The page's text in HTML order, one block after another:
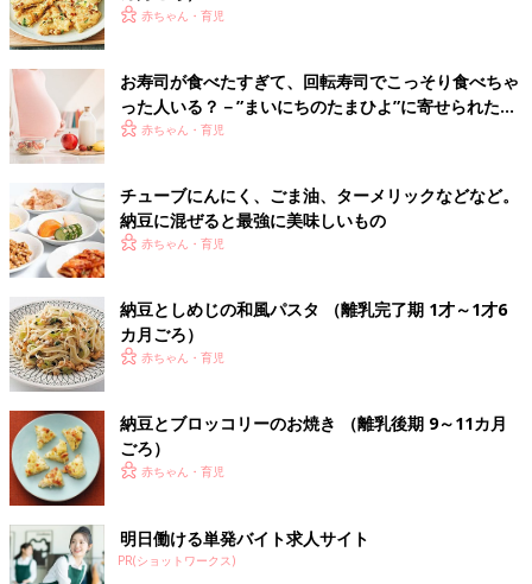
赤ちゃん・育児
お寿司が食べたすぎて、回転寿司でこっそり食べちゃ
った人いる？－”まいにちのたまひよ”に寄せられた投
稿 赤ちゃん・育児
チューブにんにく、ごま油、ターメリックなどなど。
納豆に混ぜると最強に美味しいもの
赤ちゃん・育児
納豆としめじの和風パスタ （離乳完了期 1才～1才6
カ月ごろ）
赤ちゃん・育児
納豆とブロッコリーのお焼き （離乳後期 9～11カ月
ごろ）
赤ちゃん・育児
明日働ける単発バイト求人サイト
PR(ショットワークス)